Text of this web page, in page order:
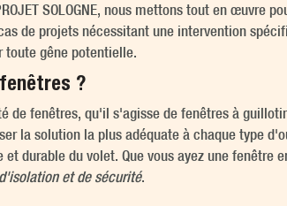
SOLOGNE, nous mettons tout en œuvre
de projets nécessitant une intervention
toute gêne potentielle.
?
fenêtres, qu'il s'agisse de fenêtres à
la solution la plus adéquate à chaque type
durable du volet. Que vous ayez une fenêtre
et de sécurité.